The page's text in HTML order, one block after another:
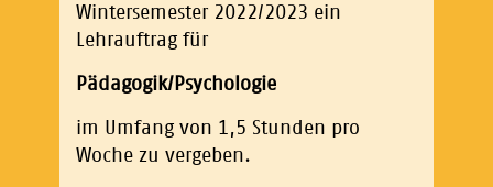
Wintersemester 2022/2023 ein
Lehrauftrag für
Pädagogik/Psychologie
im Umfang von 1,5 Stunden pro
Woche zu vergeben.